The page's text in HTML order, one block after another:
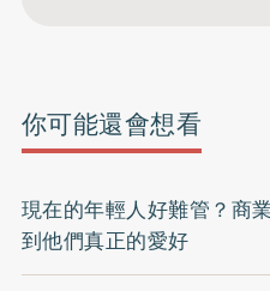
你可能還會想看
現在的年輕人好難管？商
到他們真正的愛好